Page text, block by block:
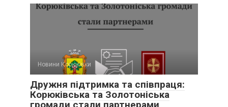
Новини Корюківки
Дружня підтримка та співпраця:
Корюківська та Золотоніська